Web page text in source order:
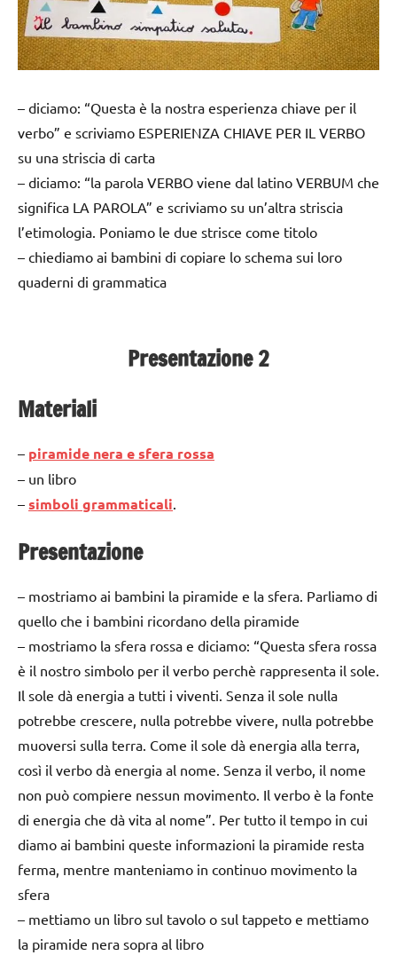
– diciamo: “Questa è la nostra esperienza chiave per il
verbo” e scriviamo ESPERIENZA CHIAVE PER IL VERBO
su una striscia di carta
– diciamo: “la parola VERBO viene dal latino VERBUM che
significa LA PAROLA” e scriviamo su un’altra striscia
l’etimologia. Poniamo le due strisce come titolo
– chiediamo ai bambini di copiare lo schema sui loro
quaderni di grammatica
Presentazione 2
Materiali
– piramide nera e sfera rossa
– un libro
– simboli grammaticali
Presentazione
– mostriamo ai bambini la piramide e la sfera. Parliamo di
quello che i bambini ricordano della piramide
– mostriamo la sfera rossa e diciamo: “Questa sfera rossa
è il nostro simbolo per il verbo perchè rappresenta il sole.
Il sole dà energia a tutti i viventi. Senza il sole nulla
potrebbe crescere, nulla potrebbe vivere, nulla potrebbe
muoversi sulla terra. Come il sole dà energia alla terra,
così il verbo dà energia al nome. Senza il verbo, il nome
non può compiere nessun movimento. Il verbo è la fonte
di energia che dà vita al nome”. Per tutto il tempo in cui
diamo ai bambini queste informazioni la piramide resta
ferma, mentre manteniamo in continuo movimento la
sfera
– mettiamo un libro sul tavolo o sul tappeto e mettiamo
la piramide nera sopra al libro